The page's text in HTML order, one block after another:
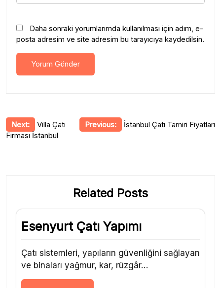
Daha sonraki yorumlarımda kullanılması için adım, e-
posta adresim ve site adresim bu tarayıcıya kaydedilsin.
Yazı
Previous: İstanbul Çatı Tamiri Fiyatları
Next:
Villa Çatı
Firması İstanbul
Related Posts
Esenyurt Çatı Yapımı
Çatı sistemleri, yapıların güvenliğini sağlayan
ve binaları yağmur, kar, rüzgâr…